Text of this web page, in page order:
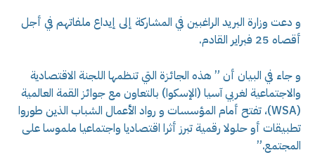
و دعت وزارة البريد الراغبين في المشاركة إلى إيداع ملفاتهم في أجل
أقصاه 25 فبراير القادم.
و جاء في البيان أن ” هذه الجائزة التي تنظمها اللجنة الاقتصادية
والاجتماعية لغربي آسيا (الإسكوا) بالتعاون مع جوائز القمة العالمية
(WSA)، تفتح أمام المؤسسات و رواد الأعمال الشباب الذين طوروا
تطبيقات أو حلولا رقمية تبرز أثرا اقتصاديا واجتماعيا ملموسا على
المجتمع.”